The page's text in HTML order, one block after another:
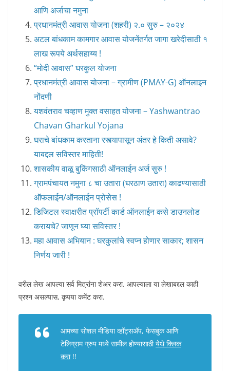
आणि अर्जाचा नमुना
प्रधानमंत्री आवास योजना (शहरी) २.० सुरु – २०२४
अटल बांधकाम कामगार आवास योजनेंतर्गत जागा खरेदीसाठी १
लाख रूपये अर्थसहाय्य !
“मोदी आवास” घरकुल योजना
प्रधानमंत्री आवास योजना – ग्रामीण (PMAY-G) ऑनलाइन
नोंदणी
यशवंतराव चव्हाण मुक्त वसाहत योजना – Yashwantrao
Chavan Gharkul Yojana
घराचे बांधकाम करताना रस्त्यापासून अंतर हे किती असावे?
याबद्दल सविस्तर माहिती!
शासकीय वाळू बुकिंगसाठी ऑनलाईन अर्ज सुरु !
ग्रामपंचायत नमुना ८ चा उतारा (घरठाण उतारा) काढण्यासाठी
ऑफलाईन/ऑनलाईन प्रोसेस !
डिजिटल स्वाक्षरीत प्रॉपर्टी कार्ड ऑनलाईन कसे डाउनलोड
करायचे? जाणून घ्या सविस्तर !
महा आवास अभियान : घरकुलांचे स्वप्न होणार साकार; शासन
निर्णय जारी !
वरील लेख आपल्या सर्व मित्रांना शेअर करा. आपल्याला या लेखाबद्दल काही
प्रश्न असल्यास, कृपया कमेंट करा.
आमच्या सोशल मीडिया व्हॉट्सअ‍ॅप, फेसबुक आणि
टेलिग्राम ग्रुप मध्ये सामील होण्यासाठीयेथे क्लिक
करा!!